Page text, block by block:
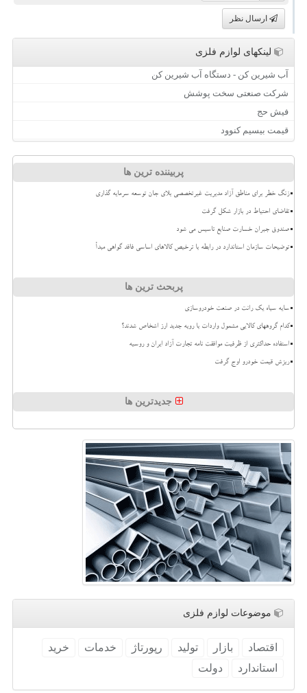
ارسال نظر
لینکهای لوازم فلزی
آب شیرین کن - دستگاه آب شیرین کن
شرکت صنعتی سخت پوشش
فیش حج
قیمت بیسیم کنوود
پربیننده ترین ها
زنگ خطر برای مناطق آزاد مدیریت غیرتخصصی بلای جان توسعه سرمایه گذاری
تقاضای احتیاط در بازار شکل گرفت
صندوق جبران خسارت صنایع تاسیس می شود
توضیحات سازمان استاندارد در رابطه با ترخیص کالاهای اساسی فاقد گواهی مبدأ
پربحث ترین ها
سایه سیاه یک رانت در صنعت خودروسازی
کدام گروههای کالایی مشمول واردات با رویه جدید ارز اشخاص شدند؟
استفاده حداکثری از ظرفیت موافقت نامه تجارت آزاد ایران و روسیه
ریزش قیمت خودرو اوج گرفت
جدیدترین ها
موضوعات لوازم فلزی
اقتصاد بازار تولید رپورتاژ خدمات
خرید
استاندارد
دولت